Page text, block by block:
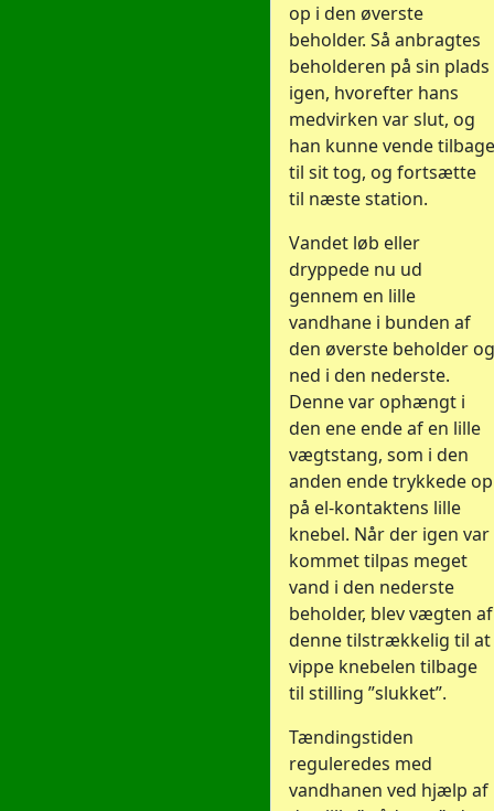
op i den øverste
beholder. Så anbragtes
beholderen på sin plads
igen, hvorefter hans
medvirken var slut, og
han kunne vende tilbage
til sit tog, og fortsætte
til næste station.
Vandet løb eller
dryppede nu ud
gennem en lille
vandhane i bunden af
den øverste beholder og
ned i den nederste.
Denne var ophængt i
den ene ende af en lille
vægtstang, som i den
anden ende trykkede op
på el-kontaktens lille
knebel. Når der igen var
kommet tilpas meget
vand i den nederste
beholder, blev vægten af
denne tilstrækkelig til at
vippe knebelen tilbage
til stilling ”slukket”.
Tændingstiden
reguleredes med
vandhanen ved hjælp af